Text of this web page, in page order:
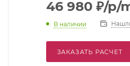
46 980 ₽/p/
В наличии
ЗАКАЗАТЬ РАСЧЕТ